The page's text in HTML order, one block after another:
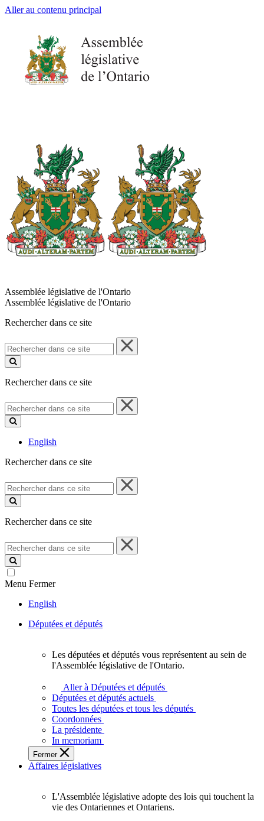
Aller au contenu principal
Assemblée législative de l'Ontario
Assemblée législative de l'Ontario
Rechercher dans ce site
Rechercher
dans
ce
Rechercher dans ce site
Rechercher
dans
ce
English
Rechercher dans ce site
Rechercher
dans
ce
Rechercher dans ce site
Rechercher
dans
ce
site
Menu Fermer
English
Députées et députés
députés
vous
représentent
sein
de
l'Assemblée
législative
l'Ontario.
Les députées et députés vous représentent au sein de
l'Assemblée législative de l'Ontario.
Aller à Députées et députés
Députées et députés actuels
Toutes les députées et tous les députés
Coordonnées
La présidente
In memoriam
Fermer
Affaires législatives
L'Assemblée
L'Assemblée législative adopte des lois qui touchent la
vie des Ontariennes et Ontariens.